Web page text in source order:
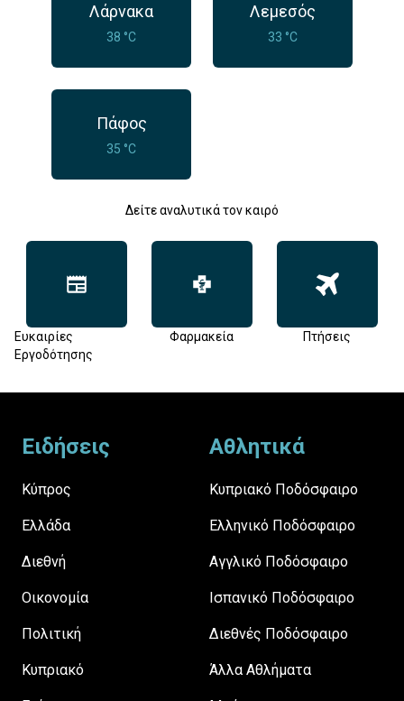
Λάρνακα
38 °C
Λεμεσός
33 °C
Πάφος
35 °C
Δείτε αναλυτικά τον καιρό
Ευκαιρίες
Εργοδότησης
Φαρμακεία Πτήσεις
Ειδήσεις
Κύπρος
Ελλάδα
Διεθνή
Οικονομία
Πολιτική
Κυπριακό
Αθλητικά
Κυπριακό Ποδόσφαιρο
Ελληνικό Ποδόσφαιρο
Αγγλικό Ποδόσφαιρο
Ισπανικό Ποδόσφαιρο
Διεθνές Ποδόσφαιρο
Άλλα Αθλήματα